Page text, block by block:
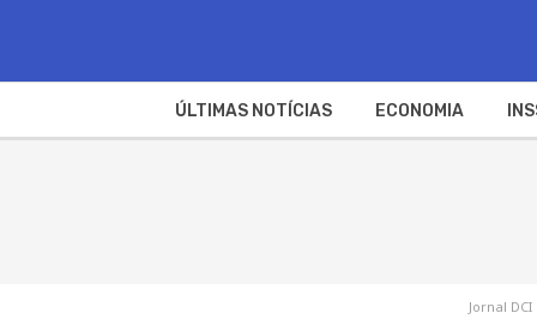
ÚLTIMAS NOTÍCIAS ECONOMIA
Jornal DCI